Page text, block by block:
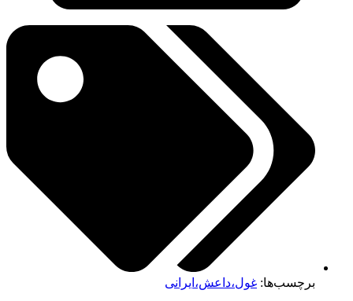
برچسب‌ها:غول،داعش،ایرانی